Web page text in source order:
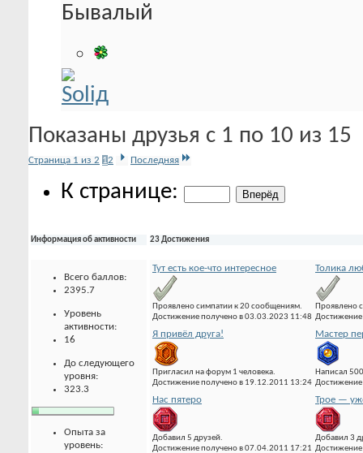
Бывалый
Показаны друзья с 1 по 10 из 15
Страница 1 из 2 12 Последняя
К странице:
Информация об активности
Всего баллов:
2395.7
Уровень
активности:
16
До следующего
уровня:
323.3
Опыта за
уровень:
23 Достижения
Тут есть кое-что интересное
Проявлено симпатии к 20 сообщениям.
Достижение получено в 03.03.2023 11:48
Толика
Проявлено
Я привёл друга!
Пригласил на форум 1 человека.
Достижение получено в 19.12.2011 13:24
Мастер
Написал
Нас пятеро
Добавил 5 друзей.
Достижение получено в 07.04.2011 17:21
Трое —
Добавил 3